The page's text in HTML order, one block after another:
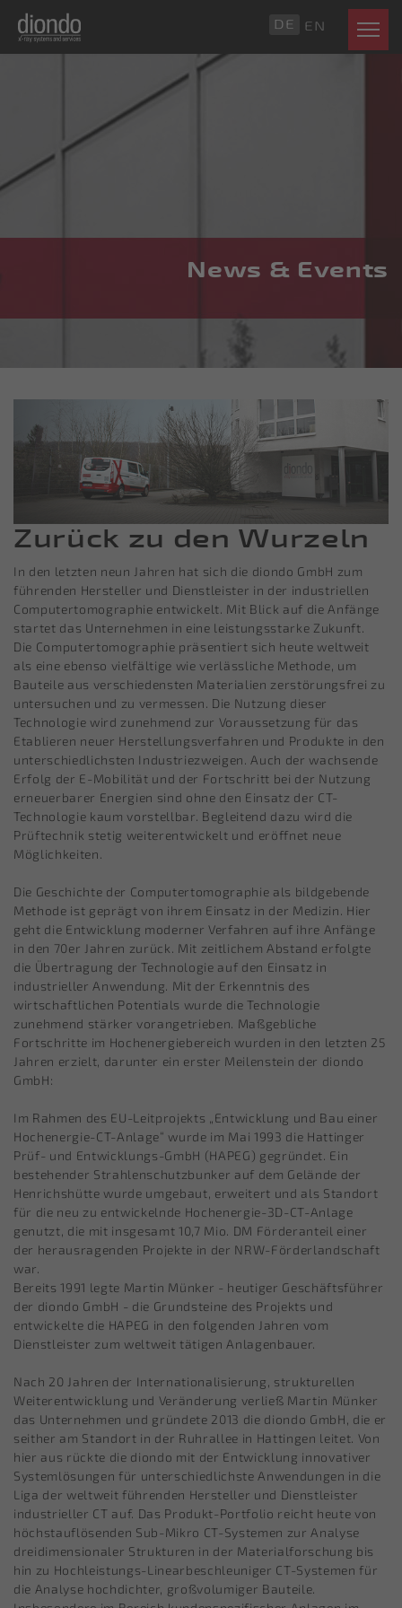
DE EN
News & Events
Zurück zu den Wurzeln
In den letzten neun Jahren hat sich die diondo GmbH zum
führenden Hersteller und Dienstleister in der industriellen
Computertomographie entwickelt. Mit Blick auf die Anfänge
startet das Unternehmen in eine leistungsstarke Zukunft.
Die Computertomographie präsentiert sich heute weltweit
als eine ebenso vielfältige wie verlässliche Methode, um
Bauteile aus verschiedensten Materialien zerstörungsfrei zu
untersuchen und zu vermessen. Die Nutzung dieser
Technologie wird zunehmend zur Voraussetzung für das
Etablieren neuer Herstellungsverfahren und Produkte in den
unterschiedlichsten Industriezweigen. Auch der wachsende
Erfolg der E-Mobilität und der Fortschritt bei der Nutzung
erneuerbarer Energien sind ohne den Einsatz der CT-
Technologie kaum vorstellbar. Begleitend dazu wird die
Prüftechnik stetig weiterentwickelt und eröffnet neue
Möglichkeiten.
Die Geschichte der Computertomographie als bildgebende
Methode ist geprägt von ihrem Einsatz in der Medizin. Hier
geht die Entwicklung moderner Verfahren auf ihre Anfänge
in den 70er Jahren zurück. Mit zeitlichem Abstand erfolgte
die Übertragung der Technologie auf den Einsatz in
industrieller Anwendung. Mit der Erkenntnis des
wirtschaftlichen Potentials wurde die Technologie
zunehmend stärker vorangetrieben. Maßgebliche
Fortschritte im Hochenergiebereich wurden in den letzten 25
Jahren erzielt, darunter ein erster Meilenstein der diondo
GmbH:
Im Rahmen des EU-Leitprojekts „Entwicklung und Bau einer
Hochenergie-CT-Anlage“ wurde im Mai 1993 die Hattinger
Prüf- und Entwicklungs-GmbH (HAPEG) gegründet. Ein
bestehender Strahlenschutzbunker auf dem Gelände der
Henrichshütte wurde umgebaut, erweitert und als Standort
für die neu zu entwickelnde Hochenergie-3D-CT-Anlage
genutzt, die mit insgesamt 10,7 Mio. DM Förderanteil einer
der herausragenden Projekte in der NRW-Förderlandschaft
war.
Bereits 1991 legte Martin Münker - heutiger Geschäftsführer
der diondo GmbH - die Grundsteine des Projekts und
entwickelte die HAPEG in den folgenden Jahren vom
Dienstleister zum weltweit tätigen Anlagenbauer.
Nach 20 Jahren der Internationalisierung, strukturellen
Weiterentwicklung und Veränderung verließ Martin Münker
das Unternehmen und gründete 2013 die diondo GmbH, die er
seither am Standort in der Ruhrallee in Hattingen leitet. Von
hier aus rückte die diondo mit der Entwicklung innovativer
Systemlösungen für unterschiedlichste Anwendungen in die
Liga der weltweit führenden Hersteller und Dienstleister
industrieller CT auf. Das Produkt-Portfolio reicht heute von
höchstauflösenden Sub-Mikro CT-Systemen zur Analyse
dreidimensionaler Strukturen in der Materialforschung bis
hin zu Hochleistungs-Linearbeschleuniger CT-Systemen für
die Analyse hochdichter, großvolumiger Bauteile.